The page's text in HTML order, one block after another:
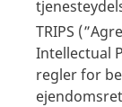
TRIPS
Intellectual
regler for